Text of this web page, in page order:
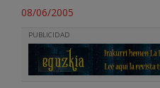
08/06/2005
PUBLICIDAD